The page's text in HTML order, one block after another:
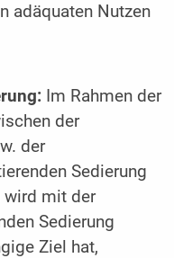
adäquaten Nutzen
Im Rahmen der
der
der
Sedierung
wird mit der
Sedierung
Ziel hat,